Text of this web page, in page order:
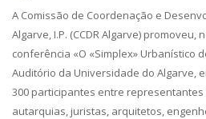
A Comissão de Coordenação e
Algarve, I.P. (CCDR Algarve)
conferência «O «Simplex» Urbanístico
Auditório da Universidade do Algarve,
300 participantes entre representantes
autarquias, juristas, arquitetos,